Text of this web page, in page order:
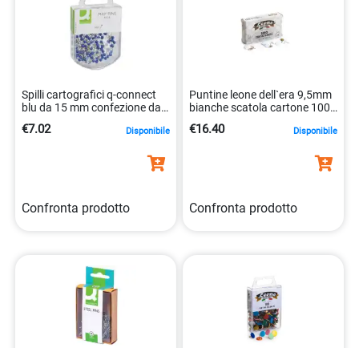
Spilli cartografici q-connect
blu da 15 mm confezione da
€7.02 Disponibile
Confronta prodotto
Puntine leone dell`era 9,5mm
bianche scatola cartone 100
8007979009890
€16.40 Disponibile
Confronta prodotto